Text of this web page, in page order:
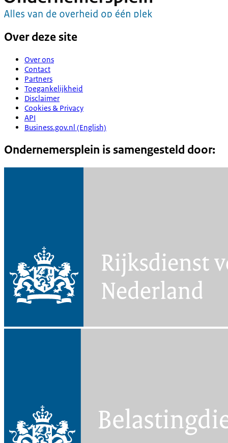
Over deze site
Over ons
Contact
Partners
Toegankelijkheid
Disclaimer
Cookies & Privacy
API
Business.gov.nl (English)
Ondernemersplein is samengesteld door: